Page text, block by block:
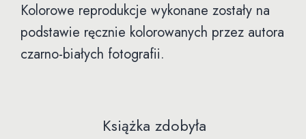
Kolorowe reprodukcje wykonane zostały na
podstawie ręcznie kolorowanych przez autora
czarno-białych fotografii.
Książka zdobyła